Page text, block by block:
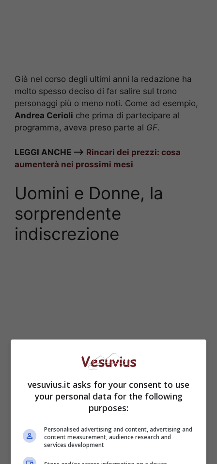
Già nel corso degli ultimi anni la redazione ha
molto spesso deciso di far salire sul trono
personaggi più o meno noti. Come ad esempio,
Andrea Cerioli che prima di partecipare al
programma, aveva preso parte al GF.
LEGGI ANCHE —> Rincari dei prezzi: cosa
aumenterà nei prossimi mesi
Uomini e Donne, la
sorprendente
indiscrezione
vesuvius.it asks for your consent to use
your personal data for the following
purposes:
Personalised advertising and content, advertising and
content measurement, audience research and
services development